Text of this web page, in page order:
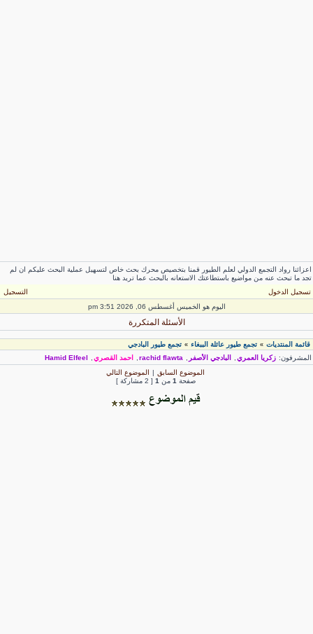
رواد التجمع الدولي لعلم الطيور قمنا بتخصيص محرك بحث خاص لتسهيل عملية البحث عليكم ان لم
ما تبحث عنه من مواضيع باستطاعتك الاستعانه بالبحث عما تريد هنا
تسجيل الدخول
التسجيل
اليوم هو الخميس أغسطس 06, 2026 3:51 pm
الأسئلة المتكررة
قائمة المنتديات» تجمع طيور عائلة الببغاء» تجمع طيور البادجي
زكريا العمري, البادجي الأصفر rachid flawta
, احمد القصري,
Hamid Elfeel
الموضوع السابق| الموضوع التالي
صفحة1 من [ 2 مشاركة ]